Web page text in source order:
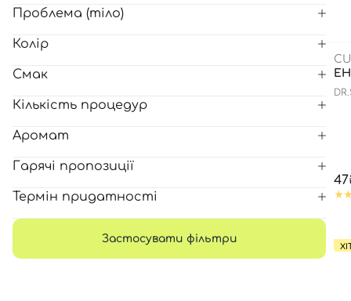
Проблема (тіло)
Колір
Смак
Кількість процедур
Аромат
Гарячі пропозиції
Термін придатності
Застосувати фільтри